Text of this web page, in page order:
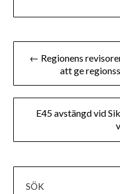
← Regionens
att ge
E45 avstängd vid
SÖK